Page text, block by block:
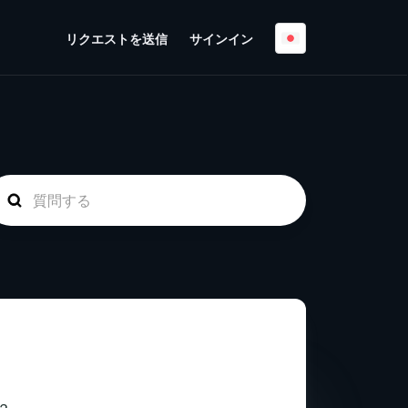
リクエストを送信 サインイン